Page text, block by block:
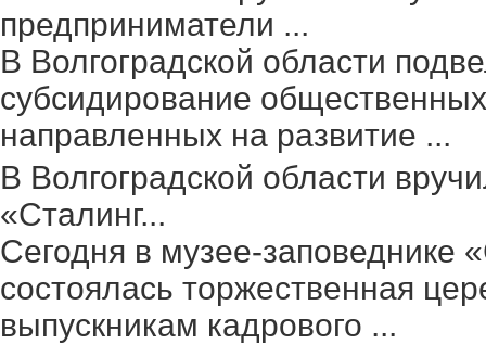
предприниматели ...
В Волгоградской области
субсидирование
направленных на развитие ...
В Волгоградской области
«Сталинг...
Сегодня в музее-заповеднике
состоялась торжественная
выпускникам кадрового ...